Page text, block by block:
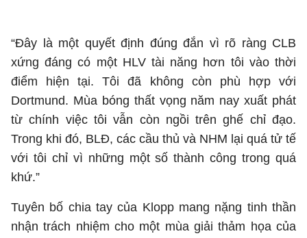
“Đây là một quyết định đúng đắn vì rõ ràng CLB
xứng đáng có một HLV tài năng hơn tôi vào thời
điểm hiện tại. Tôi đã không còn phù hợp với
Dortmund. Mùa bóng thất vọng năm nay xuất phát
từ chính việc tôi vẫn còn ngồi trên ghế chỉ đạo.
Trong khi đó, BLĐ, các cầu thủ và NHM lại quá tử tế
với tôi chỉ vì những một số thành công trong quá
khứ.”
Tuyên bố chia tay của Klopp mang nặng tinh thần
nhận trách nhiệm cho một mùa giải thảm họa của